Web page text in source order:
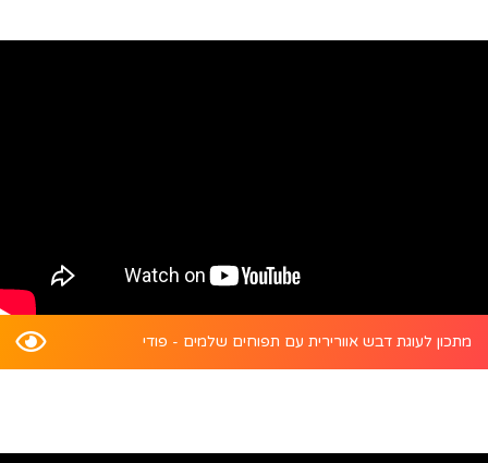
מתכון לעוגת דבש אוורירית עם תפוחים שלמים - פודי